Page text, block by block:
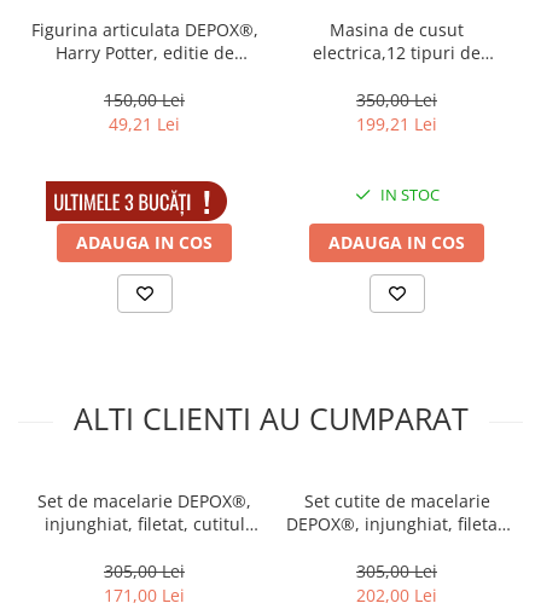
Figurina articulata DEPOX®,
Harry Potter, editie de
150,00 Lei
49,21 Lei
IN STOC
ADAUGA IN COS
Masina de cusut
electrica,12 tipuri de
28x12x26cm
350,00 Lei
199,21 Lei
IN STOC
ADAUGA IN COS
ALTI CLIENTI AU CUMPARAT
Set de macelarie DEPOX®,
injunghiat, filetat, cutitul
otel inoxidabl
305,00 Lei
171,00 Lei
Set cutite de macelarie
DEPOX®, injunghiat, filetat,
magnetic, otel inoxidabl
305,00 Lei
202,00 Lei